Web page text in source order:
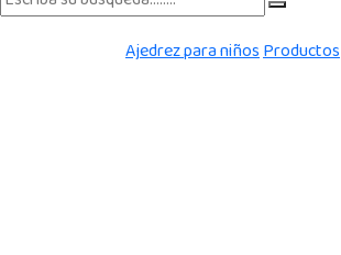
Ajedrez para niñosProductos